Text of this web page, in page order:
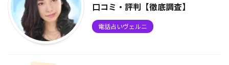
口コミ・評判【徹底調査】
電話占いヴェルニ